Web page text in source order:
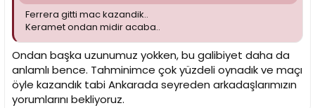
Ferrera gitti mac kazandik..
Keramet ondan midir acaba..
Ondan başka uzunumuz yokken, bu galibiyet daha da
anlamlı bence. Tahminimce çok yüzdeli oynadık ve maçı
öyle kazandık tabi Ankarada seyreden arkadaşlarımızın
yorumlarını bekliyoruz.